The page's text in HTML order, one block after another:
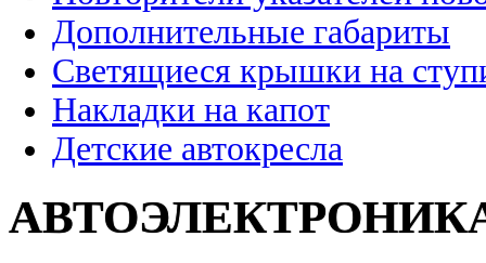
Дополнительные габариты
Светящиеся крышки на
Накладки на капот
Детские автокресла